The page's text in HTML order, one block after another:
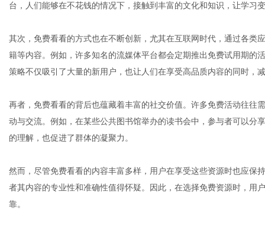
台，人们能够在不花钱的情况下，接触到丰富的文化和知识，让学习
其次，免费看看的方式也在不断创新，尤其在互联网时代，通过各类
籍等内容。例如，许多知名的流媒体平台都会定期推出免费试用期的
策略不仅吸引了大量的新用户，也让人们在享受高品质内容的同时，
再者，免费看看的背后也蕴藏着丰富的社交价值。许多免费活动往往
动与交流。例如，在某些公共图书馆举办的读书会中，参与者可以分
的理解，也促进了群体的凝聚力。
然而，尽管免费看看的内容丰富多样，用户在享受这些资源时也应保
者其内容的专业性和准确性值得怀疑。因此，在选择免费资源时，用
靠。